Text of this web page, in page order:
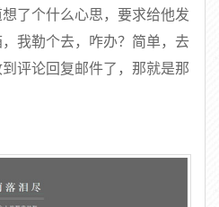
了个什么心思，要求给他发
我勒个去，咋办？简单，去
评论回复邮件了，那就是那